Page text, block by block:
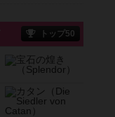
トップ50